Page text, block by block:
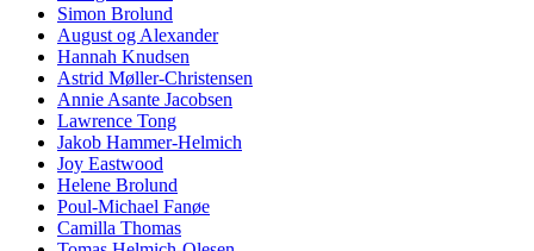
Simon Brolund
August og Alexander
Hannah Knudsen
Astrid Møller-Christensen
Annie Asante Jacobsen
Lawrence Tong
Jakob Hammer-Helmich
Joy Eastwood
Helene Brolund
Poul-Michael Fanøe
Camilla Thomas